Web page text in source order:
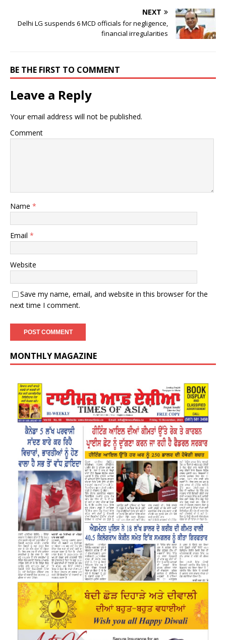
NEXT
Delhi LG suspends 6 MCD officials for negligence,
financial irregularities
BE THE FIRST TO COMMENT
Leave a Reply
Your email address will not be published.
Comment
Name *
Email *
Website
Save my name, email, and website in this browser for the
next time I comment.
MONTHLY MAGAZINE